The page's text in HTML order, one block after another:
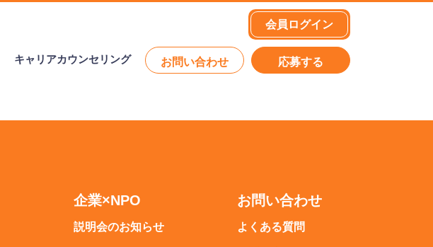
会員ログイン
キャリアカウンセリング お問い合わせ 応募する
企業×NPO
説明会のお知らせ
お問い合わせ
よくある質問